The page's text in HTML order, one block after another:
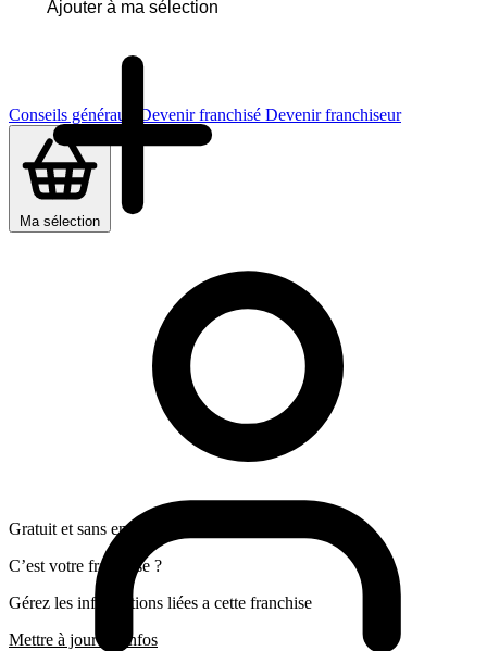
Conseils généraux Devenir franchisé Devenir franchiseur
Ma sélection
Ajouter à ma sélection
Gratuit et sans engagement
C’est votre franchise ?
Gérez les informations liées a cette franchise
Mettre à jour les infos